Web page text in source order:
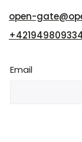
open-gate@
Email